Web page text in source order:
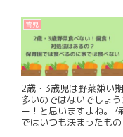
育児
2歳・3歳児は野菜嫌い
多いのではないでしょ
ー！と思いますよね。
ではいつも決まったも